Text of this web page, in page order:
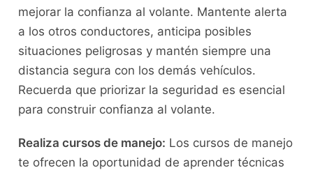
mejorar la confianza⁣ al⁢ volante. Mantente alerta
a los otros conductores, anticipa posibles
situaciones peligrosas y mantén siempre una⁢
distancia segura con los demás vehículos.
Recuerda que priorizar‍ la seguridad es esencial
para⁢ construir confianza al volante.
Realiza cursos⁣ de manejo: Los cursos de​ manejo
te ofrecen la oportunidad de aprender técnicas